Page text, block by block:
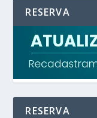
RESERVA
RESERVA